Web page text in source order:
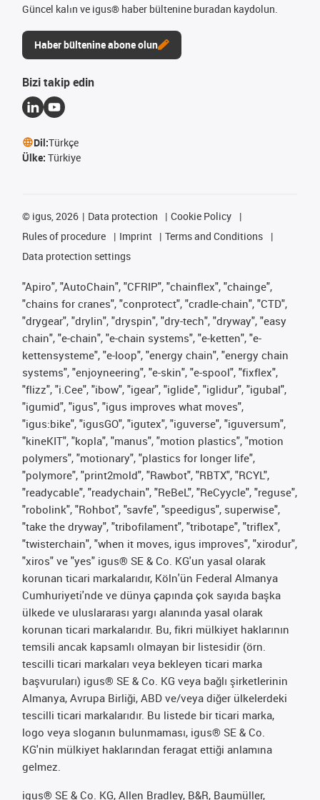
Güncel kalın ve igus® haber bültenine buradan kaydolun.
Haber bültenine abone olun
Bizi takip edin
Dil:Türkçe
Ülke: Türkiye
© igus, 2026 Data protection
Cookie Policy
Rules of procedure
Imprint
Terms and Conditions
Data protection settings
"Apiro", "AutoChain", "CFRIP", "chainflex", "chainge",
"chains for cranes", "conprotect", "cradle-chain", "CTD",
"drygear", "drylin", "dryspin", "dry-tech", "dryway", "easy
chain", "e-chain", "e-chain systems", "e-ketten", "e-
kettensysteme", "e-loop", "energy chain", "energy chain
systems", "enjoyneering", "e-skin", "e-spool", "fixflex",
"flizz", "i.Cee", "ibow", "igear", "iglide", "iglidur", "igubal",
"igumid", "igus", "igus improves what moves",
"igus:bike", "igusGO", "igutex", "iguverse", "iguversum",
"kineKIT", "kopla", "manus", "motion plastics", "motion
polymers", "motionary", "plastics for longer life",
"polymore", "print2mold", "Rawbot", "RBTX", "RCYL",
"readycable", "readychain", "ReBeL", "ReCyycle", "reguse",
"robolink", "Rohbot", "savfe", "speedigus", superwise",
"take the dryway", "tribofilament", "tribotape", "triflex",
"twisterchain", "when it moves, igus improves", "xirodur",
"xiros" ve "yes" igus® SE & Co. KG'un yasal olarak
korunan ticari markalarıdır, Köln'ün Federal Almanya
Cumhuriyeti'nde ve dünya çapında çok sayıda başka
ülkede ve uluslararası yargı alanında yasal olarak
korunan ticari markalarıdır. Bu, fikri mülkiyet haklarının
temsili ancak kapsamlı olmayan bir listesidir (örn.
tescilli ticari markaları veya bekleyen ticari marka
başvuruları) igus® SE & Co. KG veya bağlı şirketlerinin
Almanya, Avrupa Birliği, ABD ve/veya diğer ülkelerdeki
tescilli ticari markalarıdır. Bu listede bir ticari marka,
logo veya sloganın bulunmaması, igus® SE & Co.
KG'nin mülkiyet haklarından feragat ettiği anlamına
gelmez.
igus® SE & Co. KG, Allen Bradley, B&R, Baumüller,